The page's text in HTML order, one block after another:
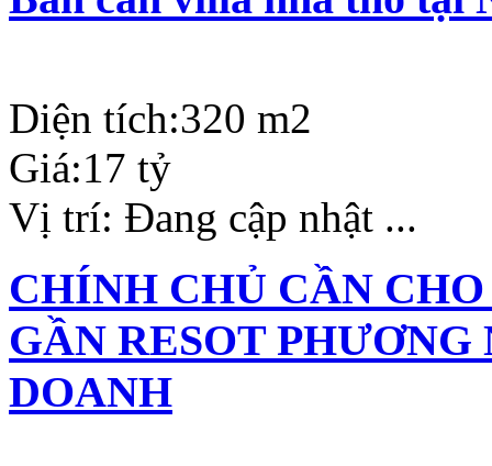
Diện tích:320 m2
Giá:17 tỷ
Vị trí: Đang cập nhật ...
CHÍNH CHỦ CẦN
GẦN RESOT
DOANH